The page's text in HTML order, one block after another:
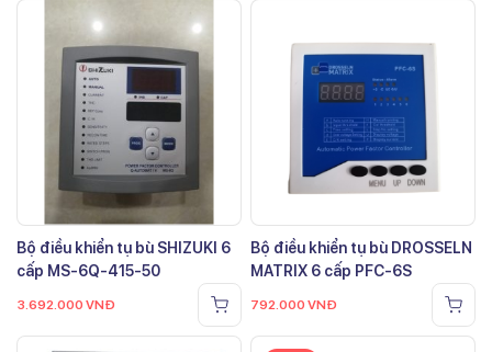
Bộ điều khiển tụ bù SHIZUKI 6
cấp MS-6Q-415-50
3.692.000 VNĐ
Bộ điều khiển tụ bù DROSSELN
MATRIX 6 cấp PFC-6S
792.000 VNĐ